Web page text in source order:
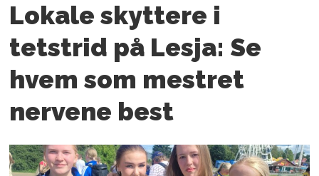
Lokale skyttere i
tetstrid på Lesja: Se
hvem som mestret
nervene best